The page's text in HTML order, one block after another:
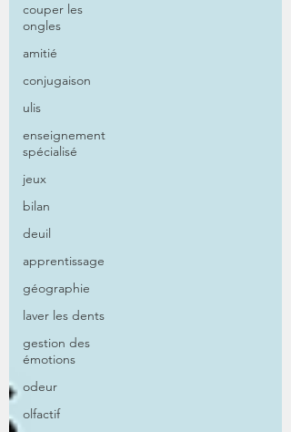
couper les
ongles
amitié
conjugaison
ulis
enseignement
spécialisé
jeux
bilan
deuil
apprentissage
géographie
laver les dents
gestion des
émotions
odeur
olfactif